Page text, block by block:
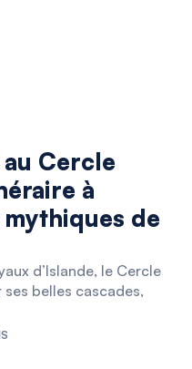
Cercle
à
de
d’Islande, le Cercle
ses belles cascades,